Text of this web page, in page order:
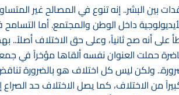
بين البشر.. إنه تنوع في المصالح غير
داخل الوطن والمجتمع. أما
على أنه صح ثانياً، وعلى حق الاختلاف أصلاً..
حملت العنوان نفسه ألقاها مؤخراً في
ولكن ليس كل اختلاف هو بالضرورة
من الاختلاف، كما يصل الاختلاف حد